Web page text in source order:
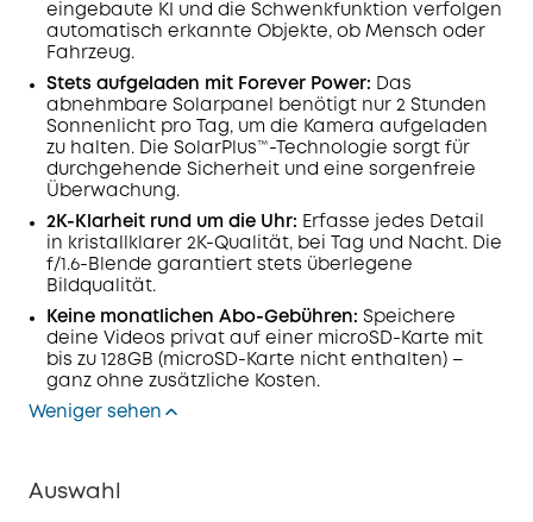
eingebaute KI und die Schwenkfunktion verfolgen
automatisch erkannte Objekte, ob Mensch oder
Fahrzeug.
Stets aufgeladen mit Forever Power: Das
abnehmbare Solarpanel benötigt nur 2 Stunden
Sonnenlicht pro Tag, um die Kamera aufgeladen
zu halten. Die SolarPlus™-Technologie sorgt für
durchgehende Sicherheit und eine sorgenfreie
Überwachung.
2K-Klarheit rund um die Uhr: Erfasse jedes Detail
in kristallklarer 2K-Qualität, bei Tag und Nacht. Die
f/1.6-Blende garantiert stets überlegene
Bildqualität.
Keine monatlichen Abo-Gebühren: Speichere
deine Videos privat auf einer microSD-Karte mit
bis zu 128GB (microSD-Karte nicht enthalten) –
ganz ohne zusätzliche Kosten.
Weniger sehen
Auswahl